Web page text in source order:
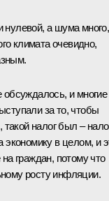
нулевой, а шума много,
климата очевидно,
обсуждалось, и многие
за то, чтобы
такой налог был –
экономику в целом, и
на граждан, потому что
росту инфляции.